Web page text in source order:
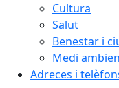
Cultura
Salut
Benestar i
Medi
Adreces i